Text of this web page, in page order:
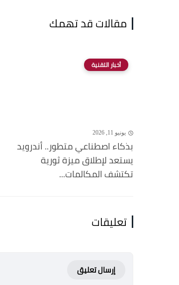
مقالات قد تهمك
أخبار التقنية
يونيو 11, 2026
بذكاء اصطناعي متطور.. أندرويد
يستعد لإطلاق ميزة ثورية
تكتشف المكالمات...
تعليقات
إرسال تعليق